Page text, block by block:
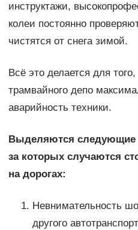
инструктажи,
колеи постоянно
чистятся от снега зимой.
Всё это делается для
трамвайного депо
аварийность техники.
Выделяются следующие
за которых случаются
на дорогах:
Невнимательность
другого